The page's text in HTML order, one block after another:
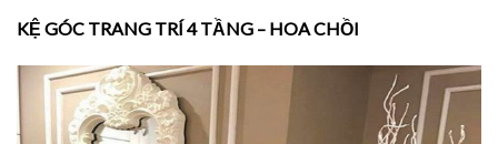
KỆ GÓC TRANG TRÍ 4 TẦNG – HOA CHỒI